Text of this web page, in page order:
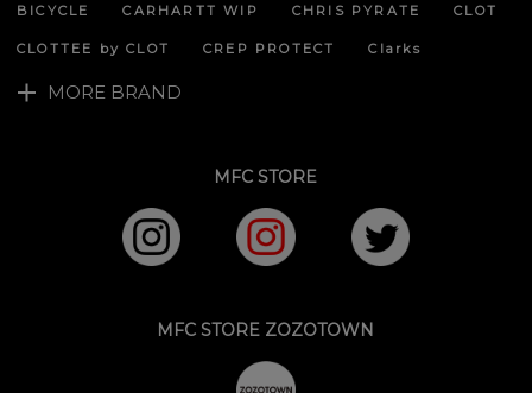
BICYCLE CARHARTT WIP CHRIS PYRATE CLOT
CLOTTEE by CLOT CREP PROTECT Clarks
MORE BRAND
MFC STORE
MFC STORE ZOZOTOWN